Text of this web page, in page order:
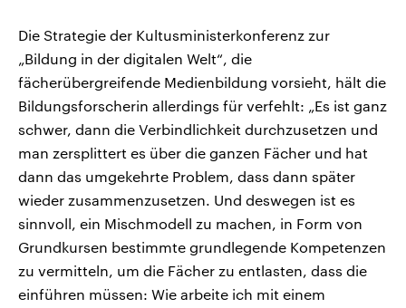
Die Strategie der Kultusministerkonferenz zur
„Bildung in der digitalen Welt“, die
fächerübergreifende Medienbildung vorsieht, hält die
Bildungsforscherin allerdings für verfehlt: „Es ist ganz
schwer, dann die Verbindlichkeit durchzusetzen und
man zersplittert es über die ganzen Fächer und hat
dann das umgekehrte Problem, dass dann später
wieder zusammenzusetzen. Und deswegen ist es
sinnvoll, ein Mischmodell zu machen, in Form von
Grundkursen bestimmte grundlegende Kompetenzen
zu vermitteln, um die Fächer zu entlasten, dass die
einführen müssen: Wie arbeite ich mit einem